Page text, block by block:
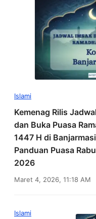
Islami
Kemenag Rilis
dan Buka Puasa
1447 H di
Panduan Puasa
2026
Maret 4, 2026, 11:18 AM
Islami